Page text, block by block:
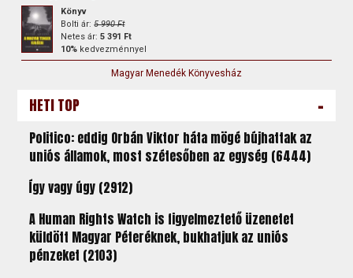
Könyv
Bolti ár:5 990 Ft
Netes ár:5 391 Ft
10% kedvezménnyel
Magyar Menedék Könyvesház
HETI TOP -
Politico: eddig Orbán Viktor háta mögé bújhattak az
uniós államok, most szétesőben az egység (6444)
Így vagy úgy (2912)
A Human Rights Watch is figyelmeztető üzenetet
küldött Magyar Péteréknek, bukhatjuk az uniós
pénzeket (2103)